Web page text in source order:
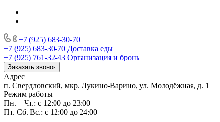
+7 (925) 683-30-70
+7 (925) 683-30-70 Доставка еды
+7 (925) 761-32-43 Организация и бронь
Заказать звонок
Адрес
п. Свердловский, мкр. Лукино-Варино, ул. Молодёжная, д. 1
Режим работы
Пн. – Чт.: с 12:00 до 23:00
Пт. Сб. Вс.: с 12:00 до 24:00